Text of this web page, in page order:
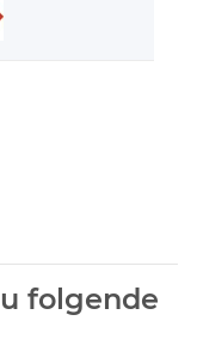
folgende